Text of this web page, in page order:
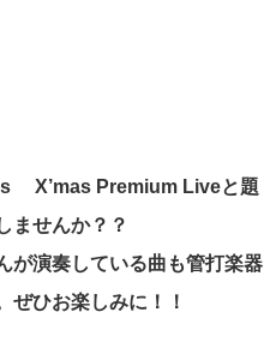
X’mas Premium Liveと題
ませんか？？
が演奏している曲も管打楽器
ぜひお楽しみに！！